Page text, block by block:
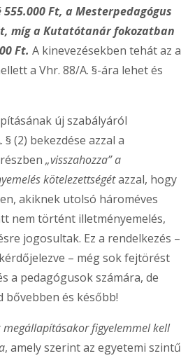
Ft, a Mesterpedagógus
míg a Kutatótanár fokozatban
Ft. A kinevezésekben tehát az a
a Vhr. 88/A. §-ára lehet és
új szabályáról
(2) bekezdése azzal a
„visszahozza” a
kötelezettségétazzal, hogy
akiknek utolsó hároméves
nem történt illetményemelés,
jogosultak. Ez a rendelkezés –
– még sok fejtörést
a pedagógusok számára, de
és később!
megállapításakor figyelemmel kell
, amely szerint az egyetemi szintű